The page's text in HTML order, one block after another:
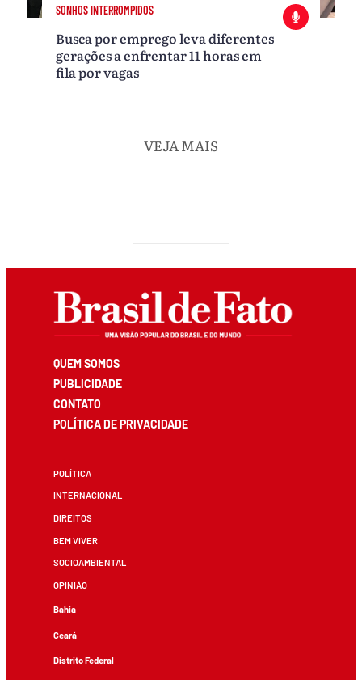
SONHOS INTERROMPIDOS
Busca por emprego leva diferentes
gerações a enfrentar 11 horas em
fila por vagas
VEJA MAIS
QUEM SOMOS
PUBLICIDADE
CONTATO
POLÍTICA DE PRIVACIDADE
POLÍTICA
INTERNACIONAL
DIREITOS
BEM VIVER
SOCIOAMBIENTAL
OPINIÃO
Bahia
Ceará
Distrito Federal